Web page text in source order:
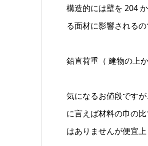
構造的には壁を 204
る面材に影響されるの
鉛直荷重（ 建物の上
気になるお値段です
に言えば材料の巾の
はありませんが便宜上